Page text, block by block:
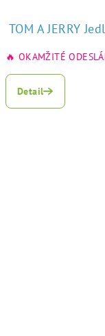
TOM A JERRY
🔥 OKAMŽITÉ
Detail